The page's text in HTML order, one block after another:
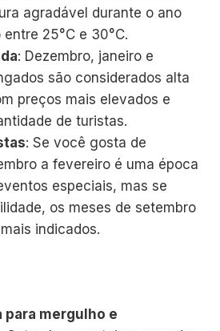
agradável durante o ano
25°C e 30°C.
: Dezembro, janeiro e
são considerados alta
preços mais elevados e
de turistas.
: Se você gosta de
a fevereiro é uma época
especiais, mas se
os meses de setembro
indicados.
para mergulho e